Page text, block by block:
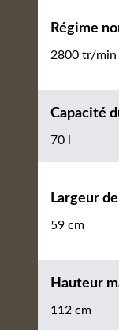
Régime
2800 tr/min
Capacité
70 l
Largeur
59 cm
Hauteur
112 cm